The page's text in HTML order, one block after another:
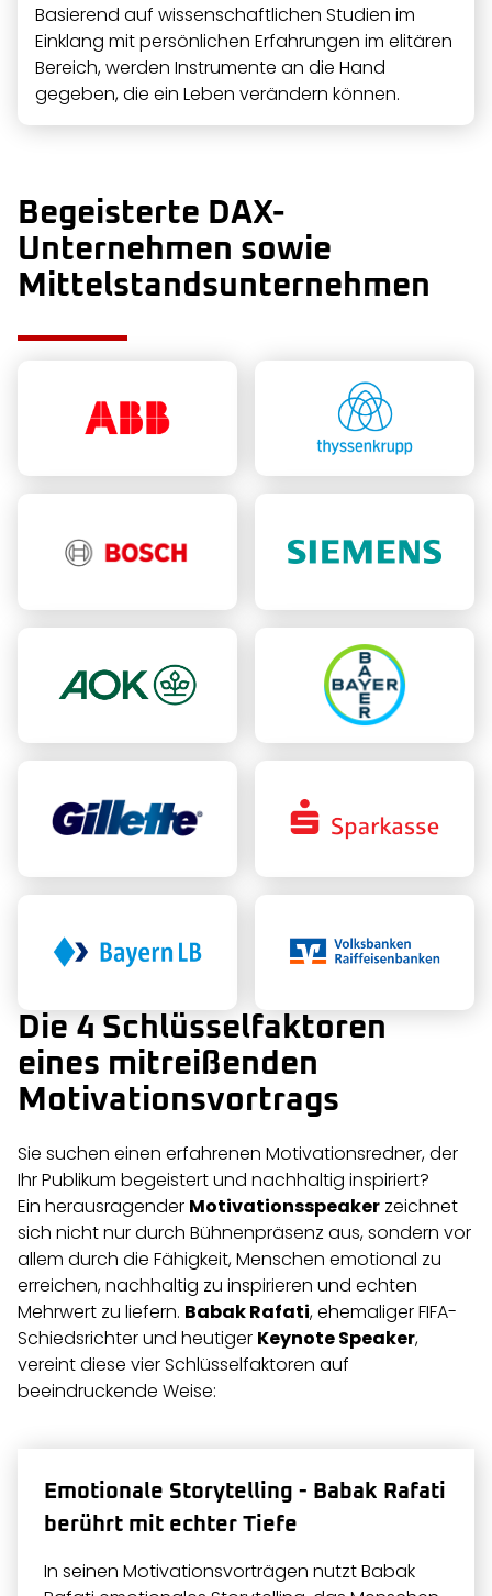
Basierend auf wissenschaftlichen Studien im
Einklang mit persönlichen Erfahrungen im elitären
Bereich, werden Instrumente an die Hand
gegeben, die ein Leben verändern können.
Begeisterte DAX-
Unternehmen sowie
Mittelstandsunternehmen
Die 4 Schlüsselfaktoren
eines mitreißenden
Motivationsvortrags
Sie suchen einen erfahrenen Motivationsredner, der
Ihr Publikum begeistert und nachhaltig inspiriert?
Ein herausragender Motivationsspeaker zeichnet
sich nicht nur durch Bühnenpräsenz aus, sondern vor
allem durch die Fähigkeit, Menschen emotional zu
erreichen, nachhaltig zu inspirieren und echten
Mehrwert zu liefern. Babak Rafati, ehemaliger FIFA-
Schiedsrichter und heutiger Keynote Speaker,
vereint diese vier Schlüsselfaktoren auf
beeindruckende Weise:
Emotionale Storytelling - Babak Rafati
berührt mit echter Tiefe
In seinen Motivationsvorträgen nutzt Babak